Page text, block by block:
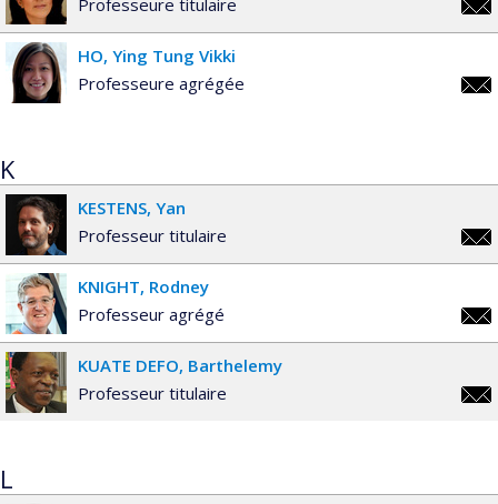
HO Ying Tung Vikki
Professeure agrégée
K
KESTENS Yan
Professeur titulaire
KNIGHT Rodney
Professeur agrégé
KUATE DEFO Barthelemy
Professeur titulaire
L